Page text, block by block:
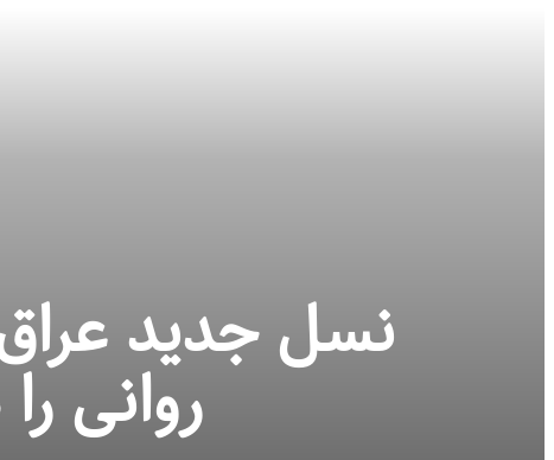
نسل جدید
روانی